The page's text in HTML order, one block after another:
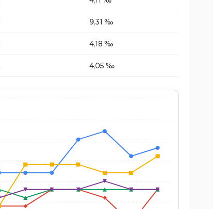
9,31 ‰
4,18 ‰
4,05 ‰